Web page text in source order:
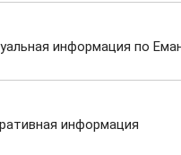
информация по
информация